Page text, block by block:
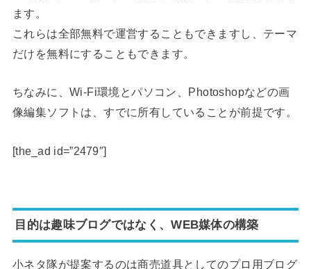
ます。
これらは全部無料で運営することもできますし、テーマ
だけを無料にすることもできます。
ちなみに、Wi-Fi環境とパソコン、Photoshopなどの画
像編集ソフトは、すでに所有していることが前提です。
[the_ad id=”2479″]
目的は趣味ブログではなく、WEB媒体の構築
小ネタ隊が提案するのは商売道具としてのプロ用ブログ